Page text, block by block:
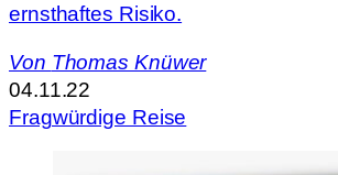
ernsthaftes Risiko.
Von Thomas Knüwer
04.11.22
Fragwürdige Reise